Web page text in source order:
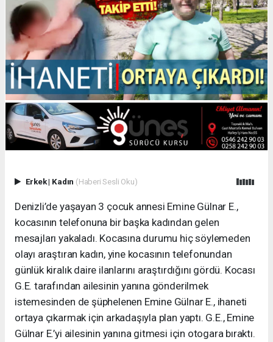
Erkek| Kadın (Haberi Sesli Oku)
Denizli’de yaşayan 3 çocuk annesi Emine Gülnar E.,
kocasının telefonuna bir başka kadından gelen
mesajları yakaladı. Kocasına durumu hiç söylemeden
olayı araştıran kadın, yine kocasının telefonundan
günlük kiralık daire ilanlarını araştırdığını gördü. Kocası
G.E. tarafından ailesinin yanına gönderilmek
istemesinden de şüphelenen Emine Gülnar E., ihaneti
ortaya çıkarmak için arkadaşıyla plan yaptı. G.E., Emine
Gülnar E.’yi ailesinin yanına gitmesi için otogara bıraktı.